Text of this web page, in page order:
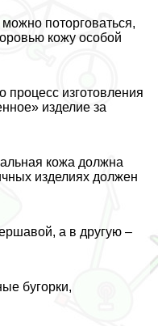
поторговаться,
кожу особой
процесс изготовления
изделие за
кожа должна
изделиях должен
а в другую –
бугорки,